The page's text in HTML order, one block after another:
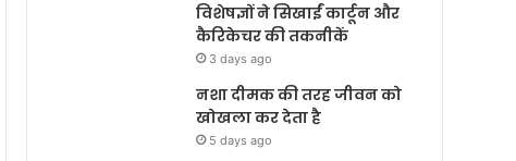
विशेषज्ञों ने सिखाईं कार्टून और
कैरिकेचर की तकनीकें
3 days ago
नशा दीमक की तरह जीवन को
खोखला कर देता है
5 days ago